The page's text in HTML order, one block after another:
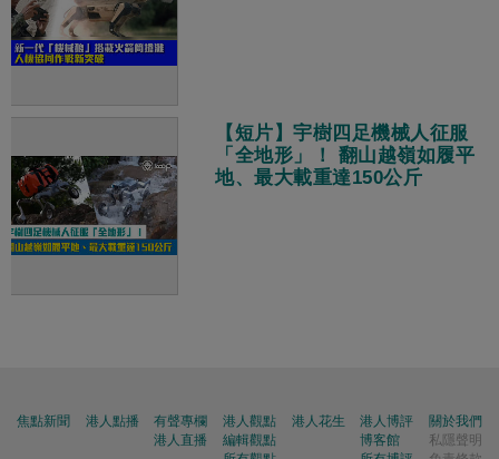
【短片】宇樹四足機械人征服
「全地形」！ 翻山越嶺如履平
地、最大載重達150公斤
焦點新聞 港人點播
有聲專欄
港人直播
港人觀點
編輯觀點
港人花生
港人博評
博客館
關於我們
私隱聲明